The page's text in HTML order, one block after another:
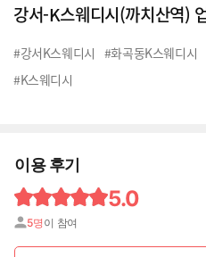
강서-K스웨디시(까치산역)
#강서K스웨디시 #화곡동K스웨디시
#K스웨디시
이용 후기
5.0
5명 이 참여